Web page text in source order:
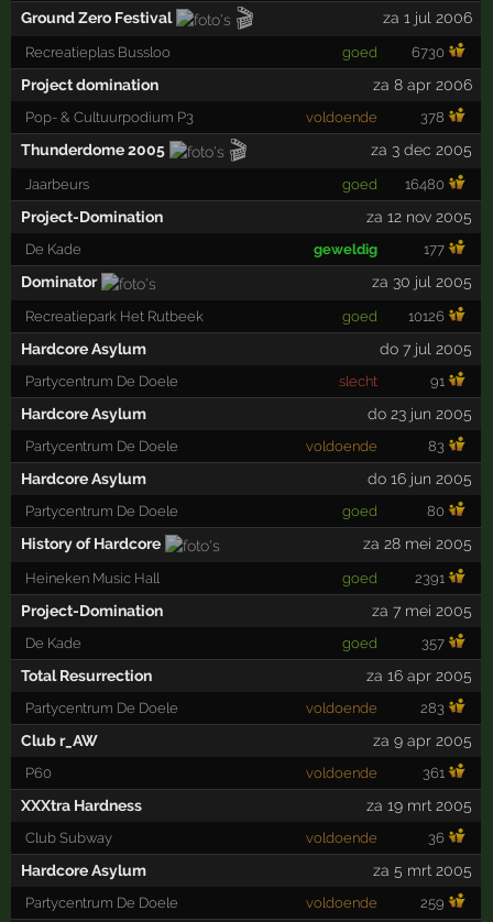
Ground Zero Festival 🎬 za 1 jul 2006
Recreatieplas Bussloo goed 6730
Project domination za 8 apr 2006
Pop- & Cultuurpodium P3 voldoende 378
Thunderdome 2005 🎬 za 3 dec 2005
Jaarbeurs goed 16480
Project-Domination za 12 nov 2005
De Kade geweldig 177
Dominator za 30 jul 2005
Recreatiepark Het Rutbeek goed 10126
Hardcore Asylum do 7 jul 2005
Partycentrum De Doele slecht 91
Hardcore Asylum do 23 jun 2005
Partycentrum De Doele voldoende 83
Hardcore Asylum do 16 jun 2005
Partycentrum De Doele goed 80
History of Hardcore za 28 mei 2005
Heineken Music Hall goed 2391
Project-Domination za 7 mei 2005
De Kade goed 357
Total Resurrection za 16 apr 2005
Partycentrum De Doele voldoende 283
Club r_AW za 9 apr 2005
P60 voldoende 361
XXXtra Hardness za 19 mrt 2005
Club Subway voldoende 36
Hardcore Asylum za 5 mrt 2005
Partycentrum De Doele voldoende 259